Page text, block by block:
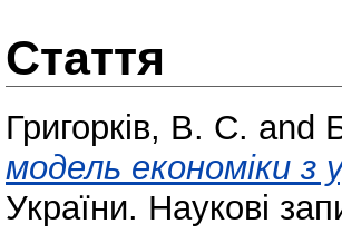
Стаття
Григорків, В. С. and
модель економіки з
України. Наукові